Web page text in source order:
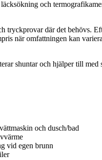
och
där det behövs.
när omfattningen kan
shuntar och hjälper till
och dusch/bad
vid egen brunn